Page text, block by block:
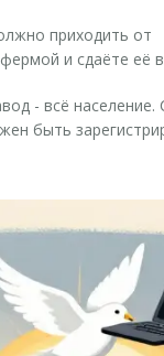
приходить от
и сдаёте её
- всё население.
быть